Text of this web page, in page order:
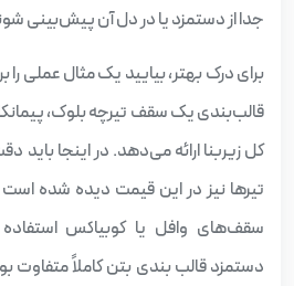
جدا از دستمزد یا در دل آن پیش‌بینی شوند.
برای درک بهتر، بیایید یک مثال عملی را
قالب‌بندی یک سقف تیرچه بلوک، پیمانکار
کل زیربنا ارائه می‌دهد. در اینجا باید دقت
تیرها نیز در این قیمت دیده شده است یا
سقف‌های وافل یا کوبیاکس استفاده
دستمزد قالب‌ بندی بتن کاملاً متفاوت